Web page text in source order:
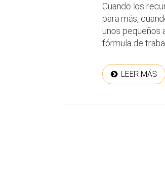
Cuando los
para más,
unos pequeños
fórmula de
LEER MÁS